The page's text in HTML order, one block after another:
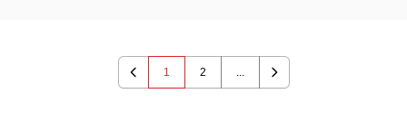
Previous
1 2 ...
Next